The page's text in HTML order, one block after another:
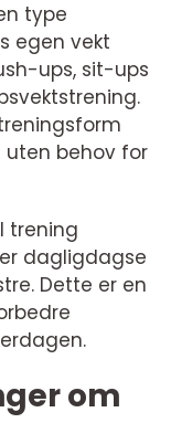
type
egen vekt
ups, sit-ups
uten behov for
trening
dagligdagse
Dette er en
om